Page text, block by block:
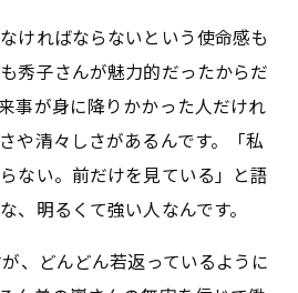
ければならないという使命感も
秀子さんが魅力的だったからだ
事が身に降りかかった人だけれ
や清々しさがあるんです。「私
ない。前だけを見ている」と語
、明るくて強い人なんです。
、どんどん若返っているように